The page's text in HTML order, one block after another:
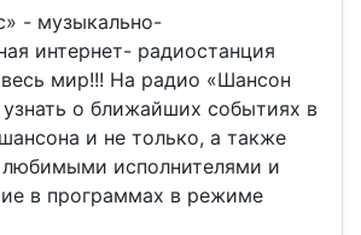
- музыкально-
интернет- радиостанция
мир!!! На радио «Шансон
о ближайших событиях в
и не только, а также
исполнителями и
в программах в режиме